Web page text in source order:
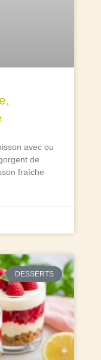
avec ou
de
fraîche
DESSERTS